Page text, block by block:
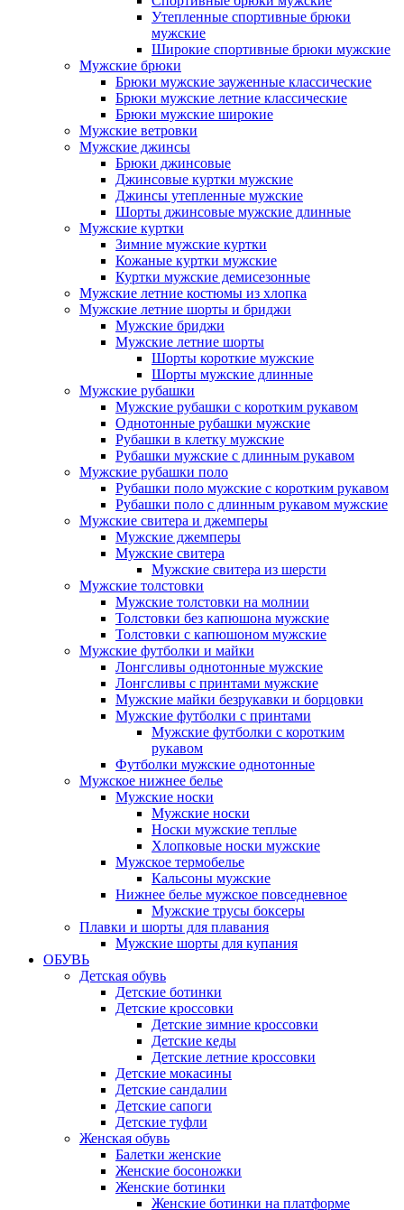
Утепленные спортивные брюки
мужские
Широкие спортивные брюки мужские
Мужские брюки
Брюки мужские зауженные классические
Брюки мужские летние классические
Брюки мужские широкие
Мужские ветровки
Мужские джинсы
Брюки джинсовые
Джинсовые куртки мужские
Джинсы утепленные мужские
Шорты джинсовые мужские длинные
Мужские куртки
Зимние мужские куртки
Кожаные куртки мужские
Куртки мужские демисезонные
Мужские летние костюмы из хлопка
Мужские летние шорты и бриджи
Мужские бриджи
Мужские летние шорты
Шорты короткие мужские
Шорты мужские длинные
Мужские рубашки
Мужские рубашки с коротким рукавом
Однотонные рубашки мужские
Рубашки в клетку мужские
Рубашки мужские с длинным рукавом
Мужские рубашки поло
Рубашки поло мужские с коротким рукавом
Рубашки поло с длинным рукавом мужские
Мужские свитера и джемперы
Мужские джемперы
Мужские свитера
Мужские свитера из шерсти
Мужские толстовки
Мужские толстовки на молнии
Толстовки без капюшона мужские
Толстовки с капюшоном мужские
Мужские футболки и майки
Лонгсливы однотонные мужские
Лонгсливы с принтами мужские
Мужские майки безрукавки и борцовки
Мужские футболки с принтами
Мужские футболки с коротким
рукавом
Футболки мужские однотонные
Мужское нижнее белье
Мужские носки
Мужские носки
Носки мужские теплые
Хлопковые носки мужские
Мужское термобелье
Кальсоны мужские
Нижнее белье мужское повседневное
Мужские трусы боксеры
Плавки и шорты для плавания
Мужские шорты для купания
ОБУВЬ
Детская обувь
Детские ботинки
Детские кроссовки
Детские зимние кроссовки
Детские кеды
Детские летние кроссовки
Детские мокасины
Детские сандалии
Детские сапоги
Детские туфли
Женская обувь
Балетки женские
Женские босоножки
Женские ботинки
Женские ботинки на платформе